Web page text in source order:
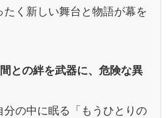
く新しい舞台と物語が幕を
との絆を武器に、危険な異
の中に眠る「もうひとりの